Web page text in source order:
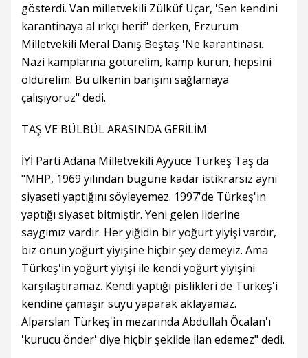
gösterdi. Van milletvekili Zülküf Uçar, 'Sen kendini
karantinaya al ırkçı herif' derken, Erzurum
Milletvekili Meral Danış Beştaş 'Ne karantinası.
Nazi kamplarına götürelim, kamp kurun, hepsini
öldürelim. Bu ülkenin barışını sağlamaya
çalışıyoruz" dedi.
TAŞ VE BÜLBÜL ARASINDA GERİLİM
İYİ Parti Adana Milletvekili Ayyüce Türkeş Taş da
"MHP, 1969 yılından bugüne kadar istikrarsız aynı
siyaseti yaptığını söyleyemez. 1997'de Türkeş'in
yaptığı siyaset bitmiştir. Yeni gelen liderine
saygımız vardır. Her yiğidin bir yoğurt yiyişi vardır,
biz onun yoğurt yiyişine hiçbir şey demeyiz. Ama
Türkeş'in yoğurt yiyişi ile kendi yoğurt yiyişini
karşılaştıramaz. Kendi yaptığı pislikleri de Türkeş'i
kendine çamaşır suyu yaparak aklayamaz.
Alparslan Türkeş'in mezarında Abdullah Öcalan'ı
'kurucu önder' diye hiçbir şekilde ilan edemez" dedi.